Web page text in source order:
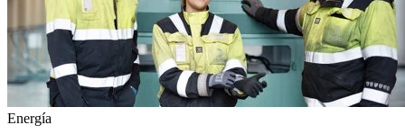
Energía